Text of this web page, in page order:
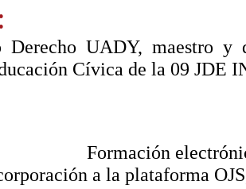
Derecho UADY, maestro
Cívica de la 09 JDE
Formación
a la plataforma